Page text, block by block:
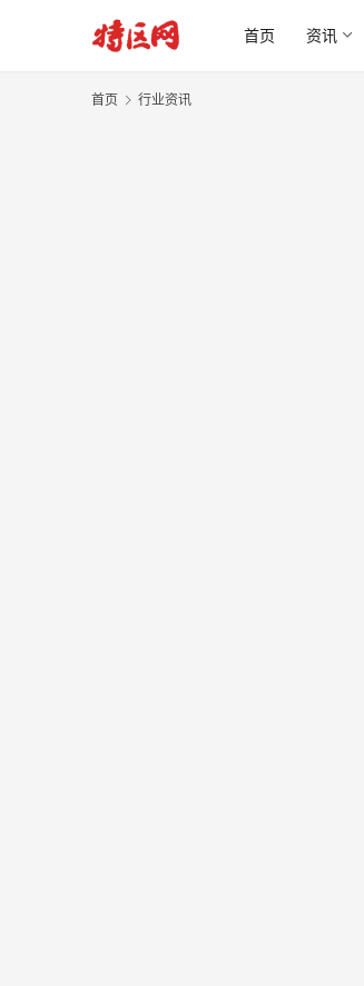
首页 资讯
首页 行业资讯